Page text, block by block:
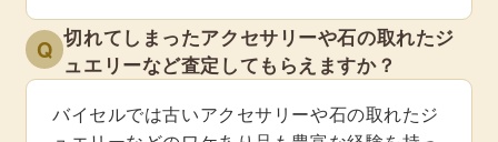
Q 切れてしまったアクセサリーや石の取れたジ
ュエリーなど査定してもらえますか？
バイセルでは古いアクセサリーや石の取れたジ